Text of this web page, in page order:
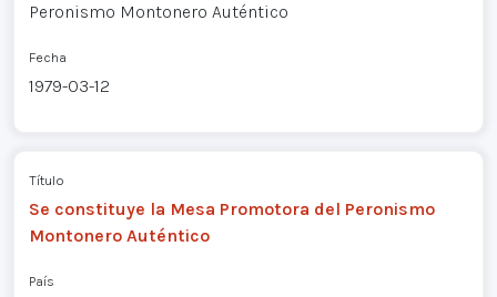
Peronismo Montonero Auténtico
Fecha
1979-03-12
Título
Se constituye la Mesa Promotora del Peronismo
Montonero Auténtico
País